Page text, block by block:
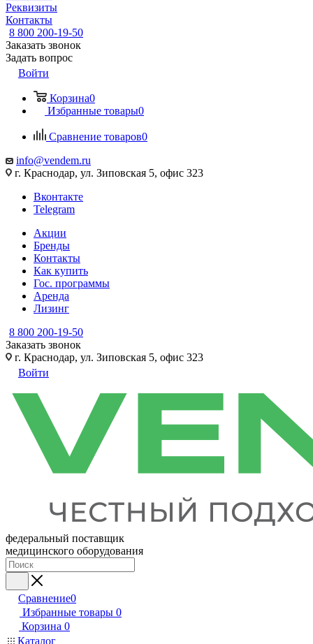
Реквизиты
Контакты
8 800 200-19-50
Заказать звонок
Задать вопрос
Войти
Корзина0
Избранные товары0
Сравнение товаров0
info@vendem.ru
г. Краснодар, ул. Зиповская 5, офис 323
Вконтакте
Telegram
Акции
Бренды
Контакты
Как купить
Гос. программы
Аренда
Лизинг
8 800 200-19-50
Заказать звонок
г. Краснодар, ул. Зиповская 5, офис 323
Войти
федеральный поставщик
медицинского оборудования
Сравнение0
Избранные товары 0
Корзина 0
Каталог